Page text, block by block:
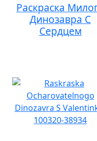
Раскраска
Динозавра С
Сердцем